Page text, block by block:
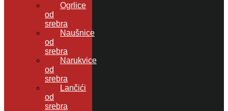
Ogrlice
od
srebra
Naušnice
od
srebra
Narukvice
od
srebra
Lančići
od
srebra